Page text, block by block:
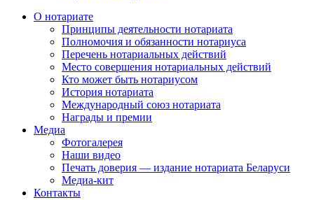
О нотариате
Принципы деятельности нотариата
Полномочия и обязанности нотариуса
Перечень нотариальных действий
Место совершения нотариальных действий
Кто может быть нотариусом
История нотариата
Международный союз нотариата
Награды и премии
Медиа
Фотогалерея
Наши видео
Печать доверия — издание нотариата Беларуси
Медиа-кит
Контакты